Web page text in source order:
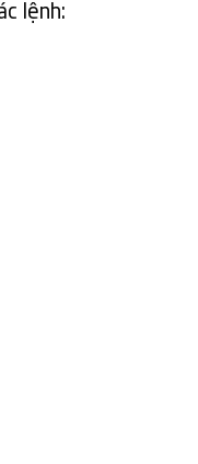
lệnh: